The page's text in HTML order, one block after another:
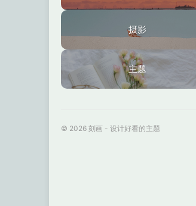
摄影
主题
© 2026 刻画 - 设计好看的主题